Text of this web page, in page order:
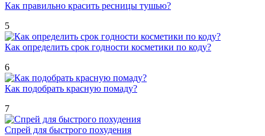
Как правильно красить ресницы тушью?
5
Как определить срок годности косметики по коду?
6
Как подобрать красную помаду?
7
Спрей для быстрого похудения